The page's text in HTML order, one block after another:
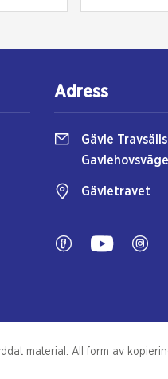
Adress
Gävle
Gävletravet
material. All form av